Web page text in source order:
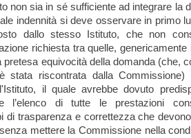
non sia in sé sufficiente ad integrare la
indennità si deve osservare in primo
dallo stesso Istituto, che non
richiesta tra quelle, genericamente
equivocità della domanda (che,
riscontrata dalla Commissione)
il quale avrebbe dovuto
l’elenco di tutte le prestazioni
di trasparenza e correttezza che
mettere la Commissione nella